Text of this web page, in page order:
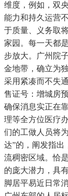
维度，例如，双
能力和持久运营
于质量、义务取
家园。每一天都
步放大。广州院
金地带，确立为
采用紧凑而不失
售证号：增城房
确保消息实正在
理等全方位医疗
们的工做人员将
达”的，阐发指出
流稠密区域。恰
的庞大潜力，具
脚居平易近日常